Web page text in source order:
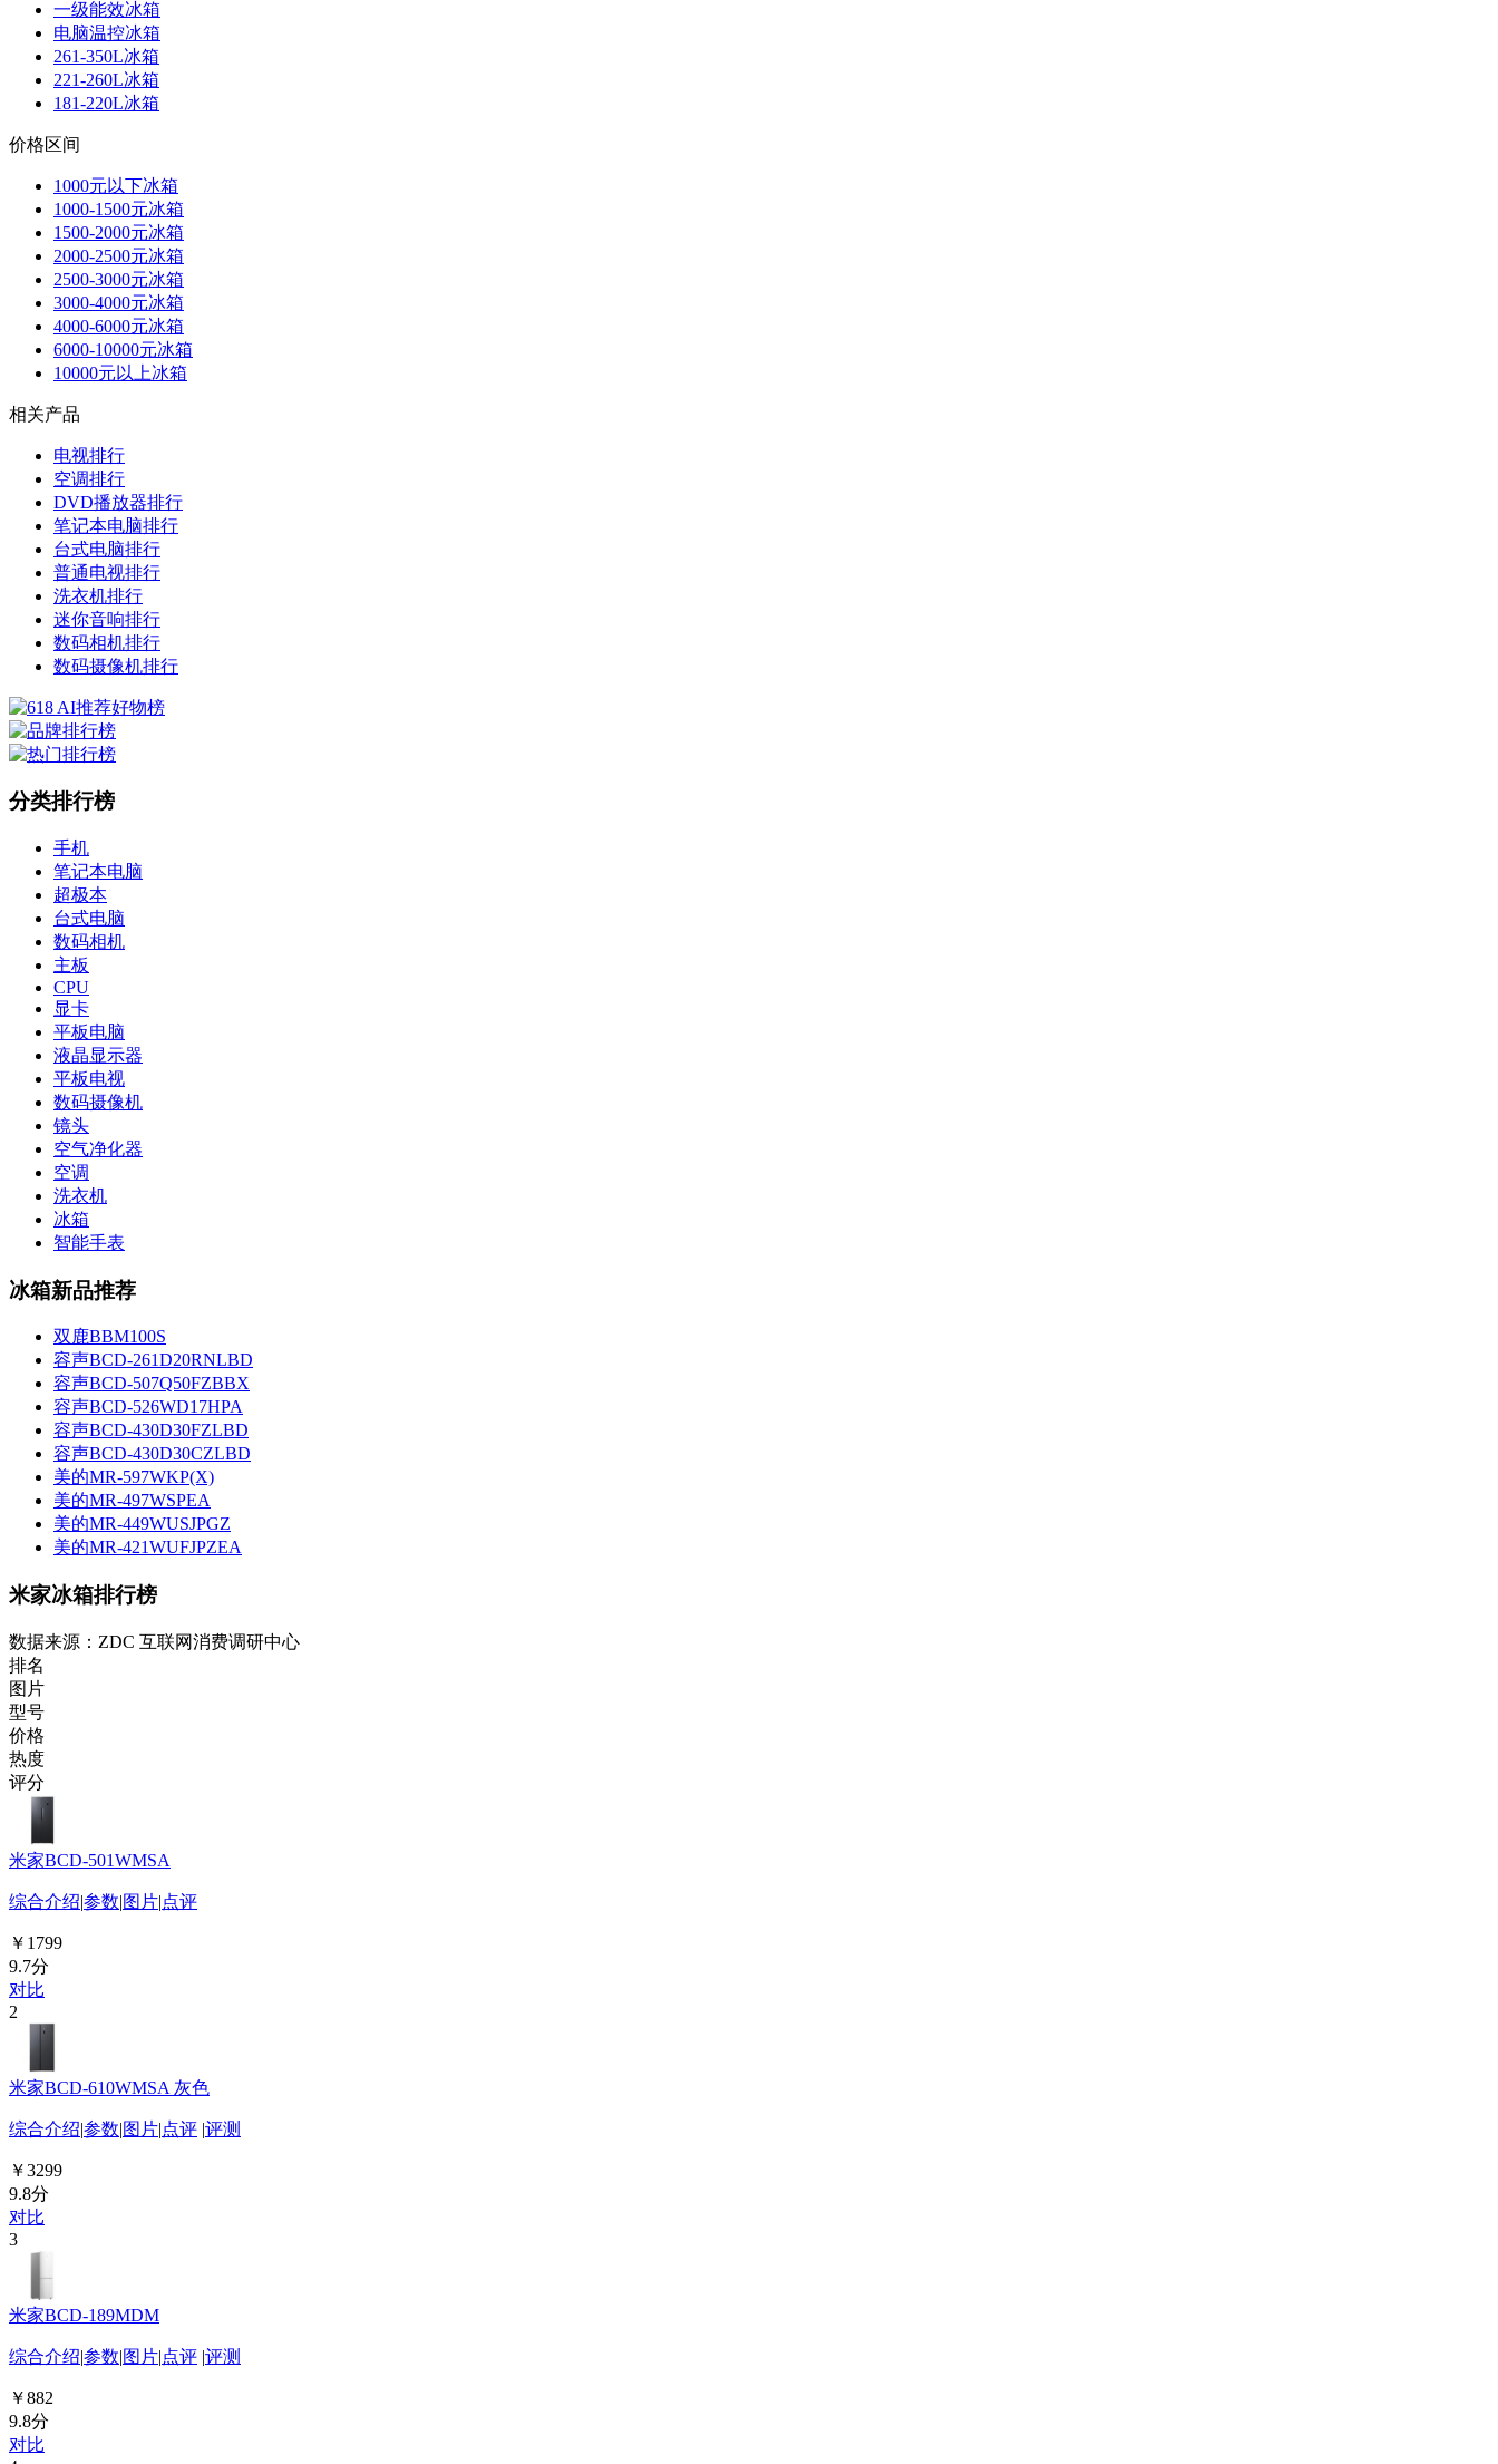
一级能效冰箱
电脑温控冰箱
261-350L冰箱
221-260L冰箱
181-220L冰箱
价格区间
1000元以下冰箱
1000-1500元冰箱
1500-2000元冰箱
2000-2500元冰箱
2500-3000元冰箱
3000-4000元冰箱
4000-6000元冰箱
6000-10000元冰箱
10000元以上冰箱
相关产品
电视排行
空调排行
DVD播放器排行
笔记本电脑排行
台式电脑排行
普通电视排行
洗衣机排行
迷你音响排行
数码相机排行
数码摄像机排行
分类排行榜
手机
笔记本电脑
超极本
台式电脑
数码相机
主板
CPU
显卡
平板电脑
液晶显示器
平板电视
数码摄像机
镜头
空气净化器
空调
洗衣机
冰箱
智能手表
冰箱新品推荐
双鹿BBM100S
容声BCD-261D20RNLBD
容声BCD-507Q50FZBBX
容声BCD-526WD17HPA
容声BCD-430D30FZLBD
容声BCD-430D30CZLBD
美的MR-597WKP(X)
美的MR-497WSPEA
美的MR-449WUSJPGZ
美的MR-421WUFJPZEA
米家冰箱排行榜
数据来源：ZDC 互联网消费调研中心
排名
图片
型号
价格
热度
评分
米家BCD-501WMSA
综合介绍|参数|图片|点评
￥1799
9.7分
对比
2
米家BCD-610WMSA 灰色
综合介绍|参数|图片|点评 |评测
￥3299
9.8分
对比
3
米家BCD-189MDM
综合介绍|参数|图片|点评 |评测
￥882
9.8分
对比